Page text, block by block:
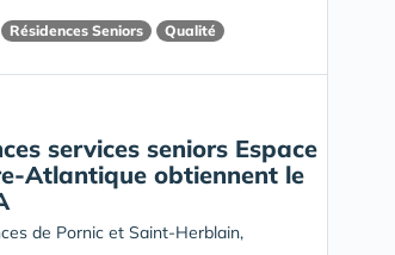
Résidences Seniors Qualité
services seniors Espace
Atlantique obtiennent le
de Pornic et Saint-Herblain,